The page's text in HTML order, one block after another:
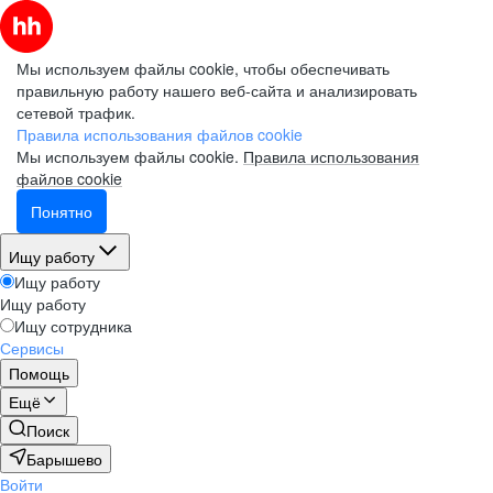
Мы используем файлы cookie, чтобы обеспечивать
правильную работу нашего веб-сайта и анализировать
сетевой трафик.
Правила использования файлов cookie
Мы используем файлы cookie. Правила использования
файлов cookie
Понятно
Ищу работу
Ищу работу
Ищу работу
Ищу сотрудника
Сервисы
Помощь
Ещё
Поиск
Барышево
Войти